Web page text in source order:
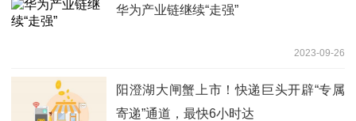
华为产业链继续“走强”
2023-09-26
阳澄湖大闸蟹上市！快递巨头开辟“专属
寄递”通道，最快6小时达